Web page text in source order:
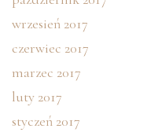
wrzesień 2017
czerwiec 2017
marzec 2017
luty 2017
styczeń 2017